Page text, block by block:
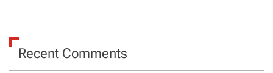
Recent Comments